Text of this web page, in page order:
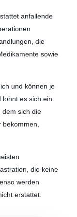
anfallende
die
sowie
und können je
lohnt es sich ein
dem sich die
die keine
werden
erstattet.